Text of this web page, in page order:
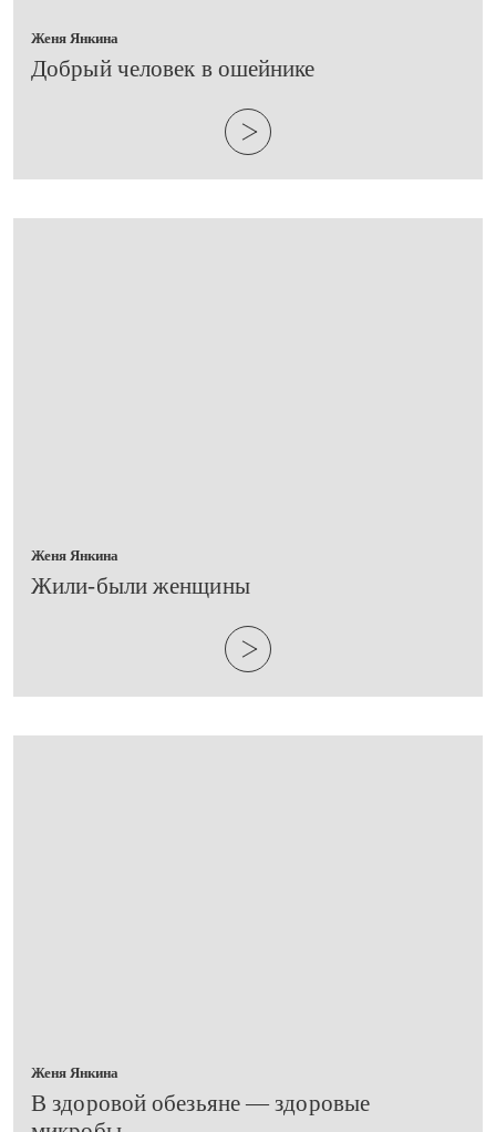
Женя Янкина
​Добрый человек в ошейнике
Женя Янкина
​Жили-были женщины
Женя Янкина
​В здоровой обезьяне — здоровые